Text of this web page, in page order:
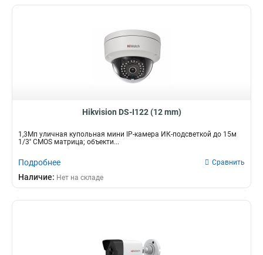
Hikvision DS-I122 (12 mm)
1,3Мп уличная купольная мини IP-камера ИК-подсветкой до 15м
1/3'' CMOS матрица; объекти...
Подробнее Сравнить
Наличие: Нет на складе